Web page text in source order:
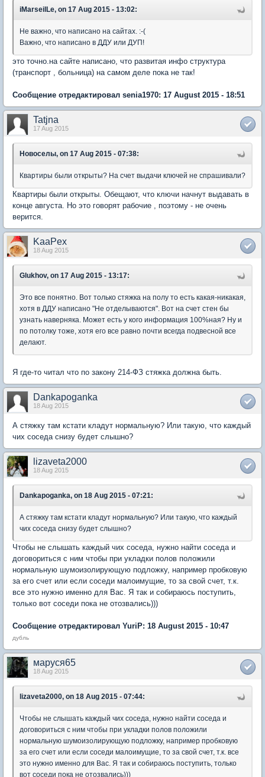
iMarseilLe, on 17 Aug 2015 - 13:02:
Не важно, что написано на сайтах. :-(
Важно, что написано в ДДУ или ДУП!
это точно.на сайте написано, что развитая инфо структура
(транспорт , больница) на самом деле пока не так!
Сообщение отредактировал senia1970: 17 August 2015 - 18:51
Tatjna
17 Aug 2015
Новоселы, on 17 Aug 2015 - 07:38:
Квартиры были открыты? На счет выдачи ключей не спрашивали?
Квартиры были открыты. Обещают, что ключи начнут выдавать в
конце августа. Но это говорят рабочие , поэтому - не очень
верится.
KaaPex
18 Aug 2015
Glukhov, on 17 Aug 2015 - 13:17:
Это все понятно. Вот только стяжка на полу то есть какая-никакая,
хотя в ДДУ написано "Не отделываются". Вот на счет стен бы
узнать наверняка. Может есть у кого информация 100%ная? Ну и
по потолку тоже, хотя его все равно почти всегда подвесной все
делают.
Я где-то читал что по закону 214-ФЗ стяжка должна быть.
Dankapoganka
18 Aug 2015
А стяжку там кстати кладут нормальную? Или такую, что каждый
чих соседа снизу будет слышно?
lizaveta2000
18 Aug 2015
Dankapoganka, on 18 Aug 2015 - 07:21:
А стяжку там кстати кладут нормальную? Или такую, что каждый
чих соседа снизу будет слышно?
Чтобы не слышать каждый чих соседа, нужно найти соседа и
договориться с ним чтобы при укладки полов положили
нормальную шумоизолирующую подложку, например пробковую
за его счет или если соседи малоимущие, то за свой счет, т.к.
все это нужно именно для Вас. Я так и собираюсь поступить,
только вот соседи пока не отозвались)))
Сообщение отредактировал YuriP: 18 August 2015 - 10:47
дубль
маруся65
18 Aug 2015
lizaveta2000, on 18 Aug 2015 - 07:44:
Чтобы не слышать каждый чих соседа, нужно найти соседа и
договориться с ним чтобы при укладки полов положили
нормальную шумоизолирующую подложку, например пробковую
за его счет или если соседи малоимущие, то за свой счет, т.к. все
это нужно именно для Вас. Я так и собираюсь поступить, только
вот соседи пока не отозвались)))